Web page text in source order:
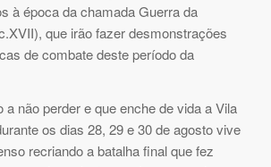
à época da chamada Guerra da
que irão fazer desmonstrações
de combate deste período da
a não perder e que enche de vida a Vila
os dias 28, 29 e 30 de agosto vive
recriando a batalha final que fez